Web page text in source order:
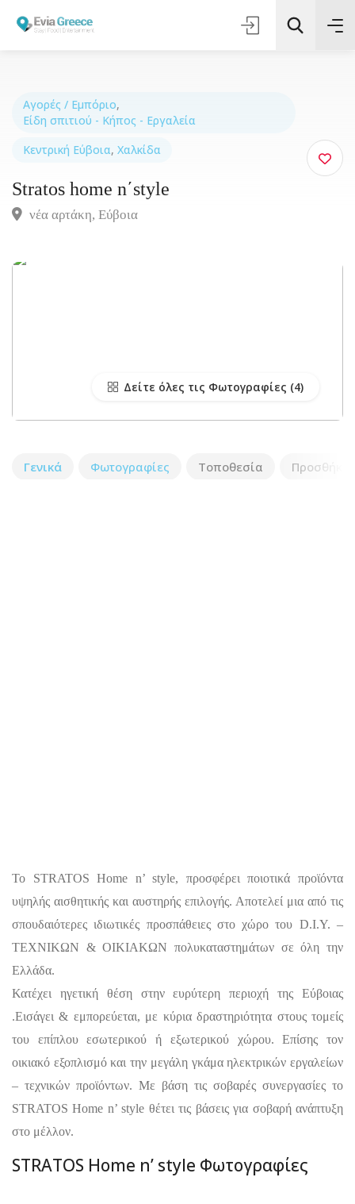
Τοποθεσία
Όλες οι Κατηγορίες
Αγορές / Εμπόριο,
Είδη σπιτιού - Κήπος - Εργαλεία
Κεντρική Εύβοια, Χαλκίδα
Stratos home n΄style
νέα αρτάκη, Eύβοια
Δείτε όλες τις Φωτογραφίες
Γενικά Φωτογραφίες Τοποθεσία Προσθήκη
Το STRATOS Home n’ style, προσφέρει ποιοτικά προϊόντα
υψηλής αισθητικής και αυστηρής επιλογής. Αποτελεί μια από τις
σπουδαιότερες ιδιωτικές προσπάθειες στο χώρο του D.I.Y. –
ΤΕΧΝΙΚΩΝ & ΟΙΚΙΑΚΩΝ πολυκαταστημάτων σε όλη την
Ελλάδα.
Κατέχει ηγετική θέση στην ευρύτερη περιοχή της Εύβοιας
.Εισάγει & εμπορεύεται, με κύρια δραστηριότητα στους τομείς
του επίπλου εσωτερικού ή εξωτερικού χώρου. Επίσης τον
οικιακό εξοπλισμό και την μεγάλη γκάμα ηλεκτρικών εργαλείων
– τεχνικών προϊόντων. Με βάση τις σοβαρές συνεργασίες το
STRATOS Home n’ style θέτει τις βάσεις για σοβαρή ανάπτυξη
στο μέλλον.
STRATOS Home n’ style Φωτογραφίες